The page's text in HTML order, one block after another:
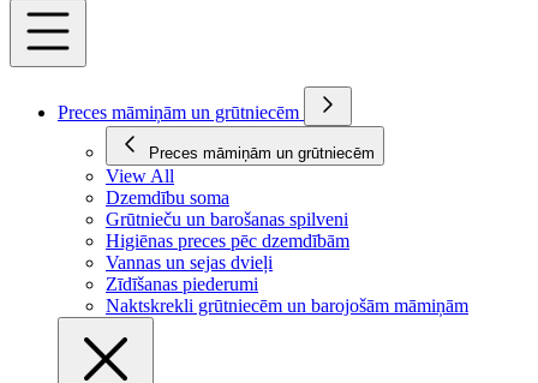
Preces māmiņām un grūtniecēm
Preces māmiņām un grūtniecēm
View All
Dzemdību soma
Grūtnieču un barošanas spilveni
Higiēnas preces pēc dzemdībām
Vannas un sejas dvieļi
Zīdīšanas piederumi
Naktskrekli grūtniecēm un barojošām māmiņām